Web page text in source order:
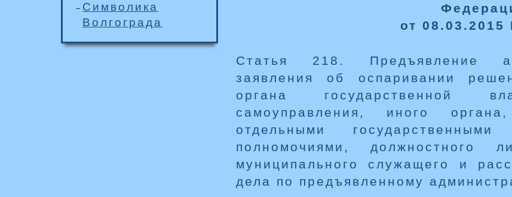
Символика
Волгограда
от
Статья 218. Предъявление
заявления об оспаривании
органа государственной
самоуправления, иного
отдельными
полномочиями, должностного
муниципального служащего и
дела по предъявленному